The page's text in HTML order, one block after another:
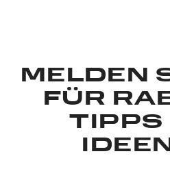
MELDEN
FÜR
TIPPS